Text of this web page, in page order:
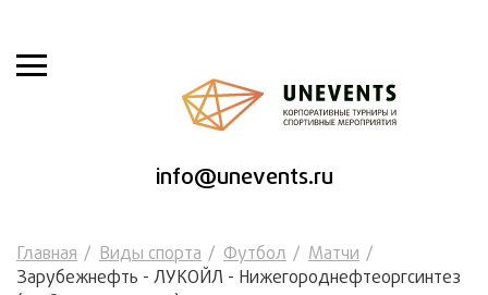
info@unevents.ru
Главная Виды спорта Футбол
Матчи
Зарубежнефть - ЛУКОЙЛ - Нижегороднефтеоргсинтез